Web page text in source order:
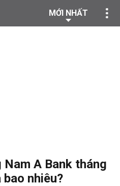
MỚI NHẤT
A Bank tháng
nhiêu?